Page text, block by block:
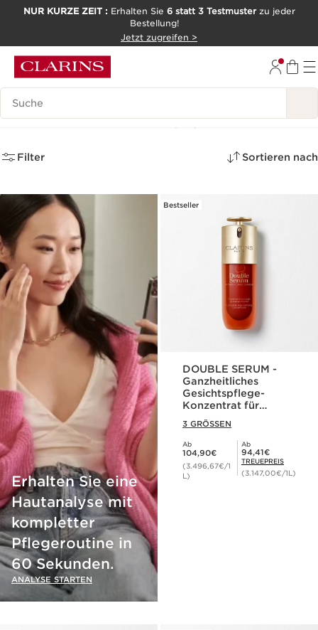
NUR KURZE ZEIT : Erhalten Sie 6 statt 3 Testmusterzu jeder
Bestellung!
Jetzt zugreifen >
Legende suchen
Neuheiten Gesicht (43)
Filter Sortieren nach
Erhalten Sie eine
Hautanalyse mit
kompletter
Pflegeroutine in
60 Sekunden.
ANALYSE STARTEN
Bestseller
DOUBLE SERUM -
Ganzheitliches
Gesichtspflege-
Konzentrat für
jugendliche Haut
3 GRÖSSEN
Ab
Aktueller Preis 104,90€
104,90€
(3.496,67€/1
L)
Ab
Mitgliederpreis 94,41€
94,41€
TREUEPREIS
(3.147,00€/1L)